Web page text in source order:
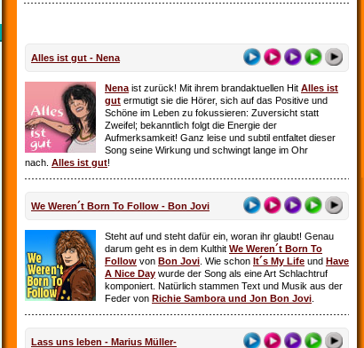
Alles ist gut - Nena
Nena ist zurück! Mit ihrem brandaktuellen Hit Alles ist
gut ermutigt sie die Hörer, sich auf das Positive und
Schöne im Leben zu fokussieren: Zuversicht statt
Zweifel; bekanntlich folgt die Energie der
Aufmerksamkeit! Ganz leise und subtil entfaltet dieser
Song seine Wirkung und schwingt lange im Ohr
nach. Alles ist gut!
We Weren´t Born To Follow - Bon Jovi
Steht auf und steht dafür ein, woran ihr glaubt! Genau
darum geht es in dem Kulthit We Weren´t Born To
Follow von Bon Jovi . Wie schon It´s My Life und Have
A Nice Day wurde der Song als eine Art Schlachtruf
komponiert. Natürlich stammen Text und Musik aus der
Feder von Richie Sambora und Jon Bon Jovi
Lass uns leben - Marius Müller-